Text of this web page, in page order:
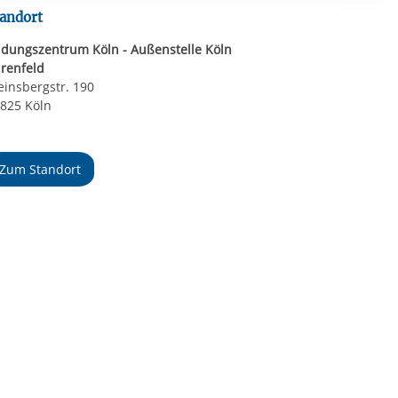
Köln - Außenstelle Köln
190
Köln
Zum Standort